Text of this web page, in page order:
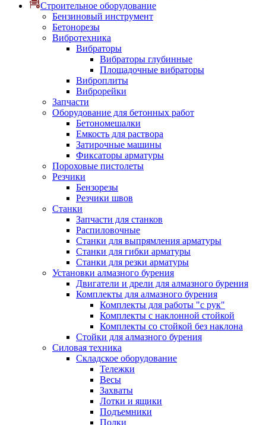
Строительное оборудование
Бензиновый инструмент
Бетонорезы
Вибротехника
Вибраторы
Вибраторы глубинные
Площадочные вибраторы
Виброплиты
Виброрейки
Запчасти
Оборудование для бетонных работ
Бетономешалки
Емкость для раствора
Затирочные машины
Фиксаторы арматуры
Пороховые пистолеты
Резчики
Бензорезы
Резчики швов
Станки
Запчасти для станков
Распиловочные
Станки для выпрямления арматуры
Станки для гибки арматуры
Станки для резки арматуры
Установки алмазного бурения
Двигатели и дрели для алмазного бурения
Комплекты для алмазного бурения
Комплекты для работы "с рук"
Комплекты с наклонной стойкой
Комплекты со стойкой без наклона
Стойки для алмазного бурения
Силовая техника
Складское оборудование
Тележки
Весы
Захваты
Лотки и ящики
Подъемники
Полки